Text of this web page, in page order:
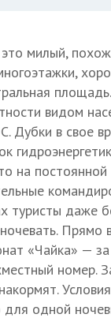
милый,
видом
Дубки в свое
на постоянной
туристы даже
Прямо
«Чайка» —
номер.
одной